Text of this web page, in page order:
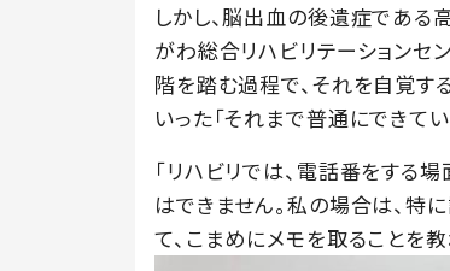
しかし、脳出血の後遺症である
がわ総合リハビリテーションセ
階を踏む過程で、それを自覚す
いった「それまで普通にできて
「リハビリでは、電話番をする
はできません。私の場合は、特
て、こまめにメモを取ることを教